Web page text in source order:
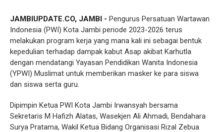
JAMBIUPDATE.CO, JAMBI - Pengurus Persatuan Wartawan
Indonesia (PWI) Kota Jambi periode 2023-2026 terus
melakukan program kerja yang mana kali ini sebagai bentuk
kepedulian terhadap dampak kabut Asap akibat Karhutla
dengan mendatangi Yayasan Pendidikan Wanita Indonesia
(YPWI) Muslimat untuk memberikan masker ke para siswa
dan siswa serta guru.
Dipimpin Ketua PWI Kota Jambi Irwansyah bersama
Sekretaris M Hafizh Alatas, Wasekjen Ali Ahmadi, Bendahara
Surya Pratama, Wakil Ketua Bidang Organisasi Rizal Zebua